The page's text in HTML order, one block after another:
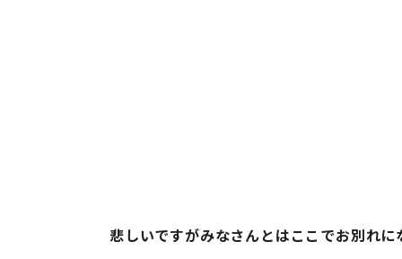
悲しいですがみなさんとはここでお別れに